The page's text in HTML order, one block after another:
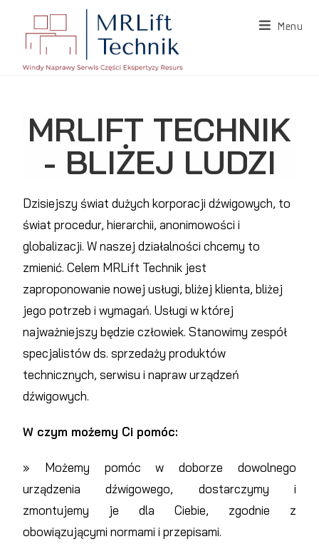
Menu
MRLIFT TECHNIK
- BLIŻEJ LUDZI
Dzisiejszy świat dużych korporacji dźwigowych, to
świat procedur, hierarchii, anonimowości i
globalizacji. W naszej działalności chcemy to
zmienić. Celem MRLift Technik jest
zaproponowanie nowej usługi, bliżej klienta, bliżej
jego potrzeb i wymagań. Usługi w której
najważniejszy będzie człowiek. Stanowimy zespół
specjalistów ds. sprzedaży produktów
technicznych, serwisu i napraw urządzeń
dźwigowych.
W czym możemy Ci pomóc:
» Możemy pomóc w doborze dowolnego
urządzenia dźwigowego, dostarczymy i
zmontujemy je dla Ciebie, zgodnie z
obowiązującymi normami i przepisami.